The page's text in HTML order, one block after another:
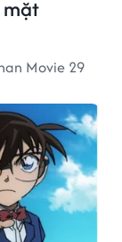
mặt
Movie 29